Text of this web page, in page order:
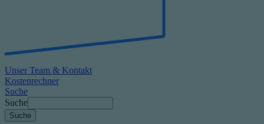
Unser Team & Kontakt
Kostenrechner
Suche
Suche